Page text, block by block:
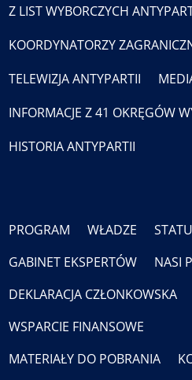
Z LIST WYBORCZYCH
KOORDYNATORZY
TELEWIZJA ANTYPARTII
INFORMACJE Z 41 OKRĘGÓW
HISTORIA ANTYPARTII
PROGRAM WŁADZE
GABINET EKSPERTÓW
NASI
DEKLARACJA CZŁONKOWSKA
WSPARCIE FINANSOWE
MATERIAŁY DO POBRANIA